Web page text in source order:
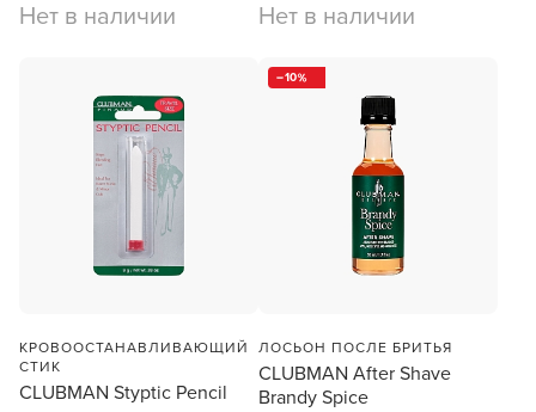
Нет в наличии Нет в наличии
КРОВООСТАНАВЛИВАЮЩИЙ
СТИК
CLUBMAN Styptic Pencil
10
ЛОСЬОН ПОСЛЕ БРИТЬЯ
CLUBMAN After Shave
Brandy Spice